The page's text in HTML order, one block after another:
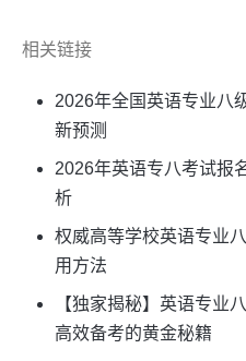
相关链接
2026年全国英语专业八
新预测
2026年英语专八考试报
析
权威高等学校英语专业
用方法
【独家揭秘】英语专业
高效备考的黄金秘籍